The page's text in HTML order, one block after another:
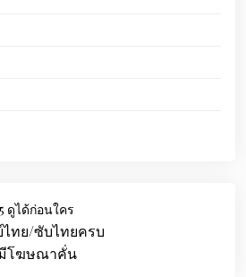
ดูได้ก่อนใคร
ทย/ซับไทยครบ
โฆษณาคั่น